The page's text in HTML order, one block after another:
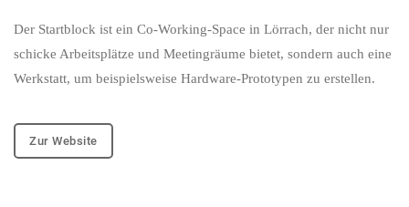
Der Startblock ist ein Co-Working-Space in Lörrach, der nicht nur
schicke Arbeitsplätze und Meetingräume bietet, sondern auch eine
Werkstatt, um beispielsweise Hardware-Prototypen zu erstellen.
Zur Website